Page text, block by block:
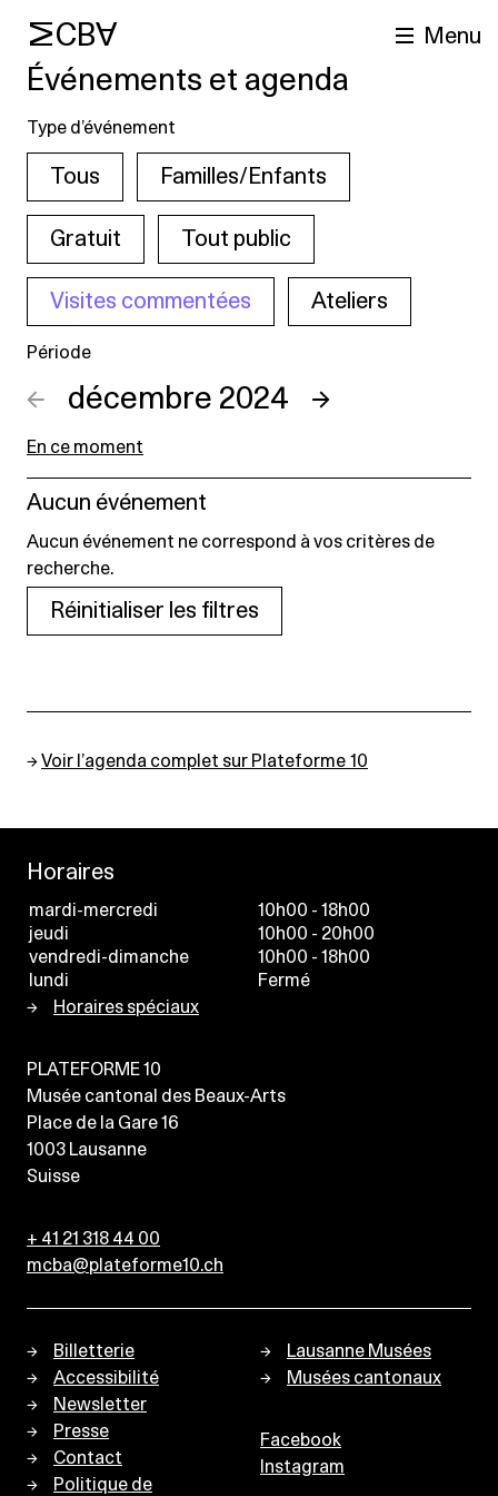
MCBA Menu
Événements et agenda
Type d’événement
Tous Familles/Enfants
Gratuit Tout public
Visites commentées Ateliers
Période
← décembre 2024 →
En ce moment
Aucun événement
Aucun événement ne correspond à vos critères de
recherche.
Réinitialiser les filtres
→Voir l’agenda complet sur Plateforme 10
Horaires
mardi-mercredi
10h00 - 18h00
jeudi
10h00 - 20h00
vendredi-dimanche
10h00 - 18h00
lundi
Fermé
Horaires spéciaux
PLATEFORME 10
Musée cantonal des Beaux-Arts
Place de la Gare 16
1003 Lausanne
Suisse
+ 41 21 318 44 00
mcba@plateforme10.ch
Billetterie
Accessibilité
Newsletter
Presse
Contact
Politique de
Lausanne Musées
Musées cantonaux
Facebook
Instagram